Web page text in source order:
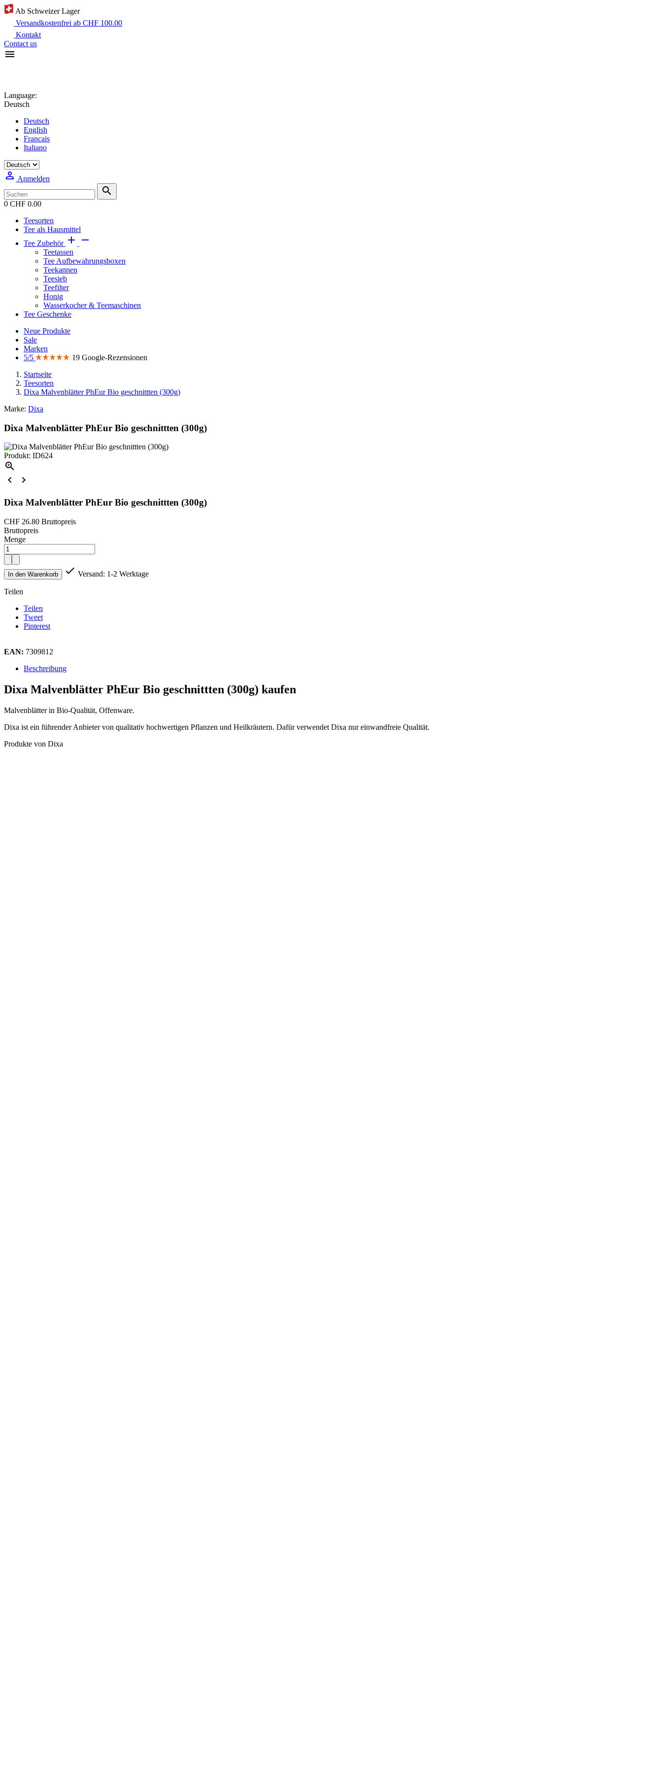
Ab Schweizer Lager
Versandkostenfrei ab CHF 100.00
Kontakt
Contact us

Language:
Deutsch
Deutsch
English
Français
Italiano
 Anmelden

0 CHF 0.00
Teesorten
Tee als Hausmittel
Tee Zubehör  
Teetassen
Tee Aufbewahrungsboxen
Teekannen
Teesieb
Teefilter
Honig
Wasserkocher & Teemaschinen
Tee Geschenke
Neue Produkte
Sale
Marken
5/5
19 Google-Rezensionen
Startseite
Teesorten
Dixa Malvenblätter PhEur Bio geschnittten (300g)
Marke: Dixa
Dixa Malvenblätter PhEur Bio geschnittten (300g)
Produkt: ID624



Dixa Malvenblätter PhEur Bio geschnittten (300g)
CHF 26.80 Bruttopreis
Bruttopreis
Menge
In den Warenkorb  Versand: 1-2 Werktage
Teilen
Teilen
Tweet
Pinterest
EAN: 7309812
Beschreibung
Dixa Malvenblätter PhEur Bio geschnittten (300g) kaufen
Malvenblätter in Bio-Qualität, Offenware.
Dixa ist ein führender Anbieter von qualitativ hochwertigen Pflanzen und Heilkräutern. Dafür verwendet Dixa nur einwandfreie Qualität.
Produkte von Dixa